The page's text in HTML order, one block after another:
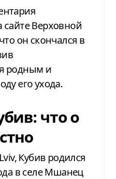
сайте Верховной
он скончался в
родным и
его ухода.
что о
Кубив родился
в селе Мшанец